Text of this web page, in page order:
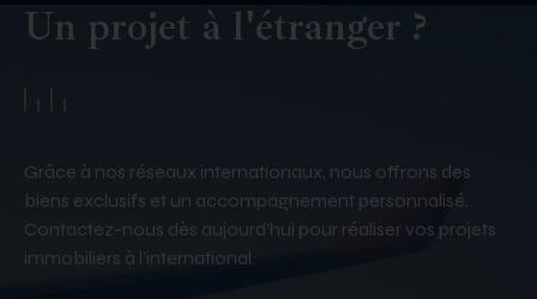
Un projet à l'étranger ?
Grâce à nos réseaux internationaux, nous offrons des
biens exclusifs et un accompagnement personnalisé.
Contactez-nous dès aujourd’hui pour réaliser vos projets
immobiliers à l’international.